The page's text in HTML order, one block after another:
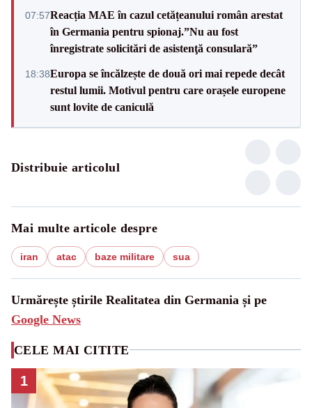
07:57Reacția MAE în cazul cetățeanului român arestat
în Germania pentru spionaj.”Nu au fost
înregistrate solicitări de asistenţă consulară”
18:38Europa se încălzește de două ori mai repede decât
restul lumii. Motivul pentru care orașele europene
sunt lovite de caniculă
Distribuie articolul
Mai multe articole despre
iran atac baze militare sua
Urmărește știrile Realitatea din Germania și pe
Google News
CELE MAI CITITE
1